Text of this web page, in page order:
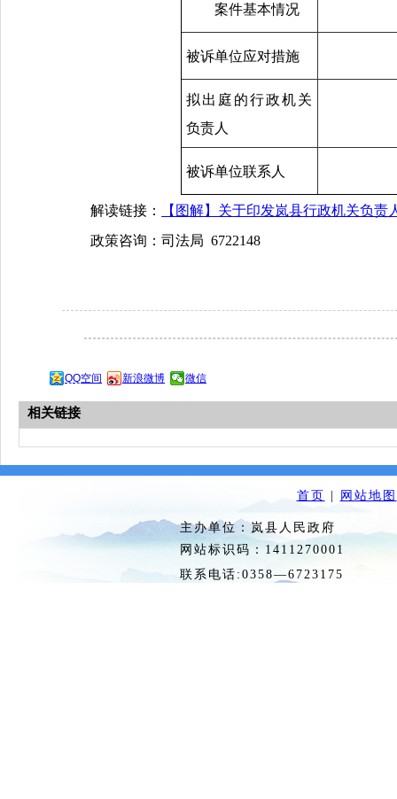
案件基本情况
被诉单位应对措施
拟出庭的行政机关
负责人
被诉单位联系人
解读链接：
【图解】关于印发岚县行政机关负
政策咨询：司法局 6722148
QQ空间 新浪微博 微信
相关链接
首页 网站地图
主办单位：岚县人民政府
网站标识码：
联系电话